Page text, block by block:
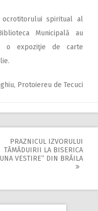
spiritual al
Municipală au
o expoziţie de carte
Protoiereu de Tecuci
PRAZNICUL IZVORULUI
TĂMĂDUIRII LA BISERICA
VESTIRE” DIN BRĂILA